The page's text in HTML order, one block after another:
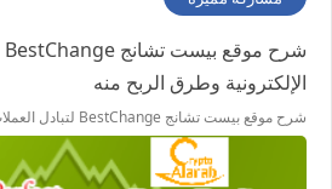
الإلكترونية وطرق الربح منه
شرح موقع بيست تشانج BestChange لتبادل العملات الإلكترونية وطرق الربح منه